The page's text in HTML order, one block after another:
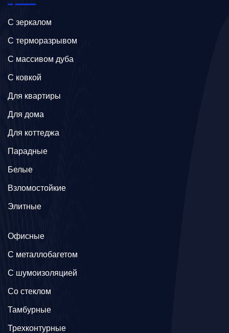
C зеркалом
C терморазрывом
C массивом дуба
C ковкой
Для квартиры
Для дома
Для коттеджа
Парадные
Белые
Взломостойкие
Элитные
Офисные
C металлобагетом
С шумоизоляцией
Со стеклом
Тамбурные
Трехконтурные